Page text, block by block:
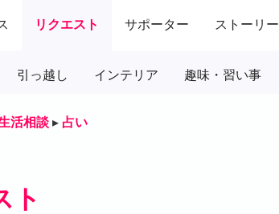
リクエスト サポーター ストーリー
引っ越し インテリア 趣味・習い事
活相談 ▸ 占い
ト